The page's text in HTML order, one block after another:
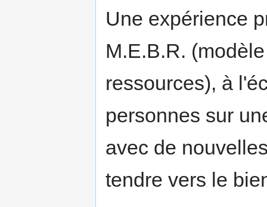
Une expérience
M.E.B.R.
ressources), à
personnes sur
avec de
tendre vers le